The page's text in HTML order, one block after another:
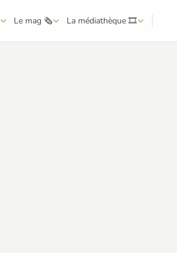
Le mag 🗞️ La médiathèque 🎞️